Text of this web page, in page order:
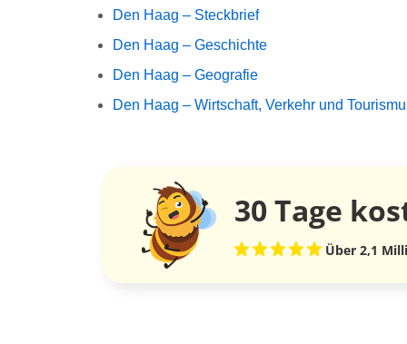
Den Haag – Steckbrief
Den Haag – Geschichte
Den Haag – Geografie
Den Haag – Wirtschaft, Verkehr und
30 Tage
Über 2,1